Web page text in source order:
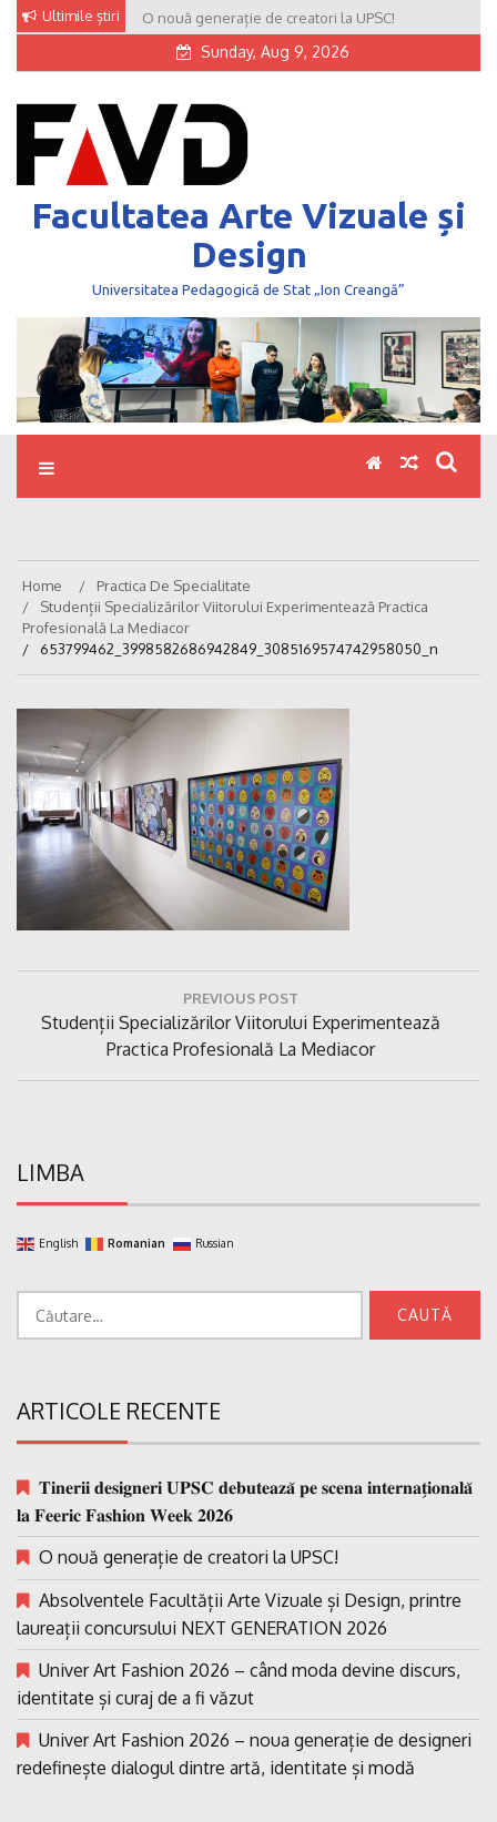
Skip
content
Ultimile știri O nouă generație de creatori la UPSC!
Sunday, Aug 9, 2026
Facultatea Arte Vizuale și
Design
Universitatea Pedagogică de Stat „Ion Creangă”
Home
Practica De Specialitate
Studenții Specializărilor Viitorului Experimentează Practica
Profesională La Mediacor
653799462_3998582686942849_3085169574742958050_n
articole
PREVIOUS POST
Previous
Studenții Specializărilor Viitorului Experimentează
Practica Profesională La Mediacor
LIMBA
English Romanian Russian
ARTICOLE RECENTE
𝐓𝐢𝐧𝐞𝐫𝐢𝐢 𝐝𝐞𝐬𝐢𝐠𝐧𝐞𝐫𝐢 𝐔𝐏𝐒𝐂 𝐝𝐞𝐛𝐮𝐭𝐞𝐚𝐳𝐚̆ 𝐩𝐞 𝐬𝐜𝐞𝐧𝐚 𝐢𝐧𝐭𝐞𝐫𝐧𝐚𝐭̗𝐢𝐨𝐧𝐚𝐥𝐚̆
𝐥𝐚 𝐅𝐞𝐞𝐫𝐢𝐜 𝐅𝐚𝐬𝐡𝐢𝐨𝐧 𝐖𝐞𝐞𝐤 𝟐𝟎𝟐𝟔
O nouă generație de creatori la UPSC!
Absolventele Facultății Arte Vizuale și Design, printre
laureații concursului NEXT GENERATION 2026
Univer Art Fashion 2026 – când moda devine discurs,
identitate și curaj de a fi văzut
Univer Art Fashion 2026 – noua generație de designeri
redefinește dialogul dintre artă, identitate și modă